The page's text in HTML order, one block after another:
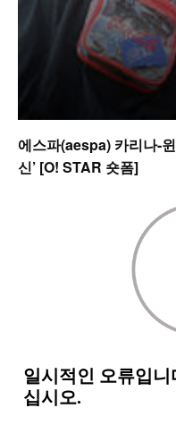
에스파(aespa) 카리나-
신’ [O! STAR 숏폼]